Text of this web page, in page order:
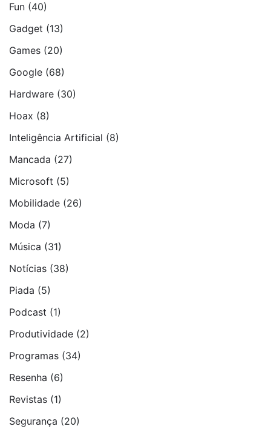
Fun (40)
Gadget (13)
Games (20)
Google (68)
Hardware (30)
Hoax (8)
Inteligência Artificial (8)
Mancada (27)
Microsoft (5)
Mobilidade (26)
Moda (7)
Música (31)
Notí­cias (38)
Piada (5)
Podcast (1)
Produtividade (2)
Programas (34)
Resenha (6)
Revistas (1)
Segurança (20)